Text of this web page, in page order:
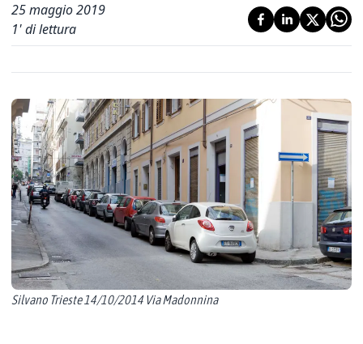
25 maggio 2019
1' di lettura
Silvano Trieste 14/10/2014 Via Madonnina